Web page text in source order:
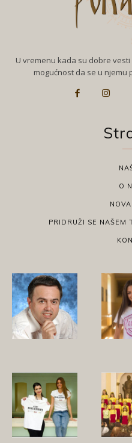
U vremenu kada su dobre
mogućnost da se u njemu
O
PRIDRUŽI SE NAŠEM